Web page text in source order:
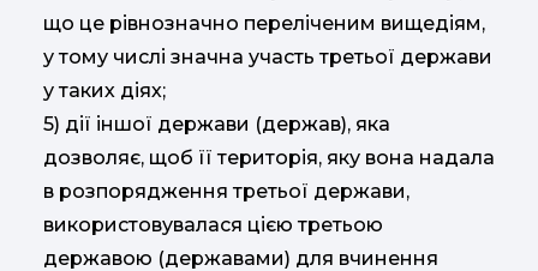
що це рівнозначно переліченим вищедіям,
у тому числі значна участь третьої держави
у таких діях;
5) дії іншої держави (держав), яка
дозволяє, щоб її територія, яку вона надала
в розпорядження третьої держави,
використовувалася цією третьою
державою (державами) для вчинення